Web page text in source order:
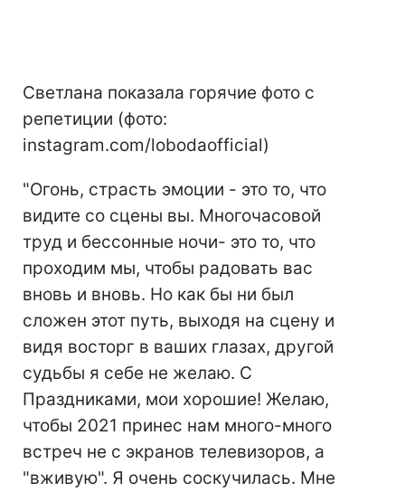
Светлана показала горячие фото с
репетиции (фото:
instagram.com/lobodaofficial)
"Огонь, страсть эмоции - это то, что
видите со сцены вы. Многочасовой
труд и бессонные ночи- это то, что
проходим мы, чтобы радовать вас
вновь и вновь. Но как бы ни был
сложен этот путь, выходя на сцену и
видя восторг в ваших глазах, другой
судьбы я себе не желаю. С
Праздниками, мои хорошие! Желаю,
чтобы 2021 принес нам много-много
встреч не с экранов телевизоров, а
"вживую". Я очень соскучилась. Мне